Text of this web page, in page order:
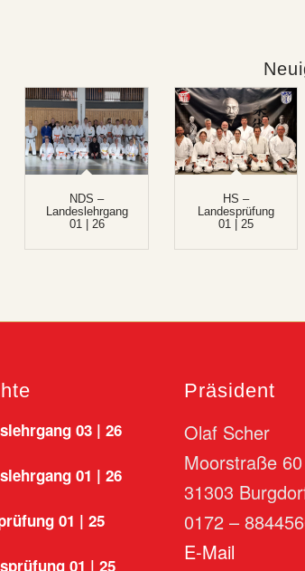
NDS –
Landeslehrgang
01 | 26
HS –
Landesprüfung
01 | 25
03 | 26
01 | 26
01 | 25
01 | 25
Präsident
Olaf Scher
Moorstraße 60
31303
0172 –
E-Mail